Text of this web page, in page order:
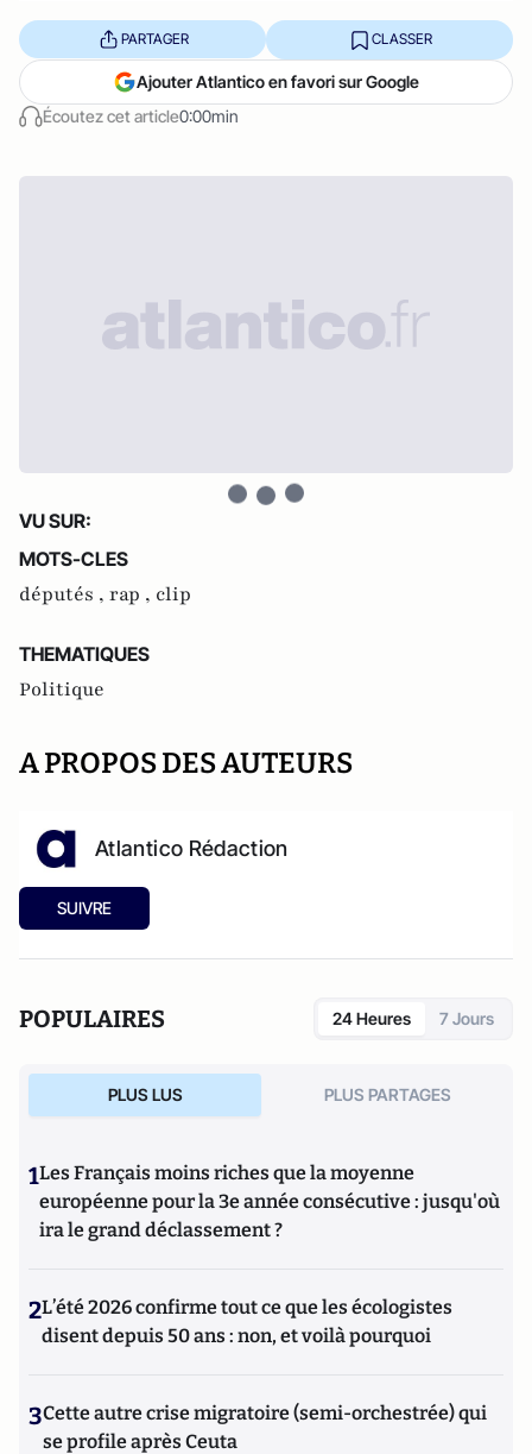
Écoutez cet article0:00min
PARTAGER CLASSER
Ajouter Atlantico en favori sur Google
VU SUR:
MOTS-CLES
députés , rap , clip
THEMATIQUES
Politique
A PROPOS DES AUTEURS
Atlantico Rédaction
SUIVRE
POPULAIRES 24 Heures 7 Jours
PLUS LUS PLUS PARTAGES
1Les Français moins riches que la moyenne
européenne pour la 3e année consécutive : jusqu'où
ira le grand déclassement ?
2L’été 2026 confirme tout ce que les écologistes
disent depuis 50 ans : non, et voilà pourquoi
3Cette autre crise migratoire (semi-orchestrée) qui
se profile après Ceuta